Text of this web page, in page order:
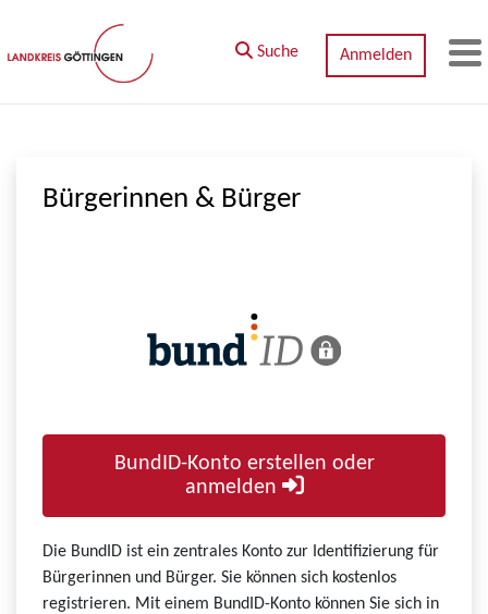
Zum Hauptinhalt springen
Suche Anmelden
Bürgerinnen & Bürger
BundID-Konto erstellen oder
anmelden
Die BundID ist ein zentrales Konto zur Identifizierung für
Bürgerinnen und Bürger. Sie können sich kostenlos
registrieren. Mit einem BundID-Konto können Sie sich in